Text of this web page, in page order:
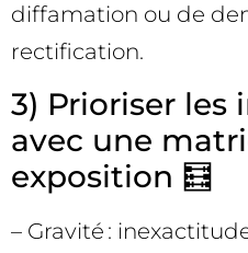
diffamation ou de
rectification.
3) Prioriser les
avec une
exposition 🧮
– Gravité :